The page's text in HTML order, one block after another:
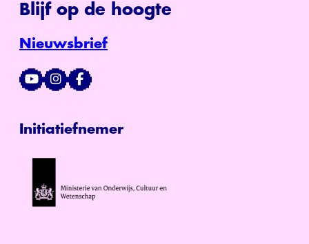
Blijf op de hoogte
Nieuwsbrief
Initiatiefnemer